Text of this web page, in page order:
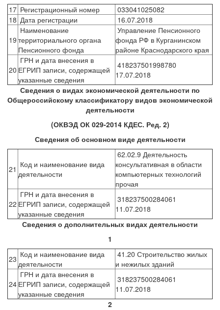
17 Регистрационный номер
033041025082
18 Дата регистрации 16.07.2018
19
Наименование
территориального органа
Пенсионного фонда
Управление Пенсионного
фонда РФ в Курганинском
районе Краснодарского края
20
ГРН и дата внесения в
ЕГРИП записи, содержащей
указанные сведения
418237501998780
17.07.2018
Сведения о видах экономической деятельности по
Общероссийскому классификатору видов экономической
деятельности
(ОКВЭД ОК 029-2014 КДЕС. Ред. 2)
Сведения об основном виде деятельности
21 Код и наименование вида
деятельности
62.02.9 Деятельность
консультативная в области
компьютерных технологий
прочая
22
ГРН и дата внесения в
ЕГРИП записи, содержащей
указанные сведения
318237500284061
11.07.2018
Сведения о дополнительных видах деятельности
1
23 Код и наименование вида
деятельности
41.20 Строительство жилых
и нежилых зданий
24
ГРН и дата внесения в
ЕГРИП записи, содержащей
указанные сведения
318237500284061
11.07.2018
2